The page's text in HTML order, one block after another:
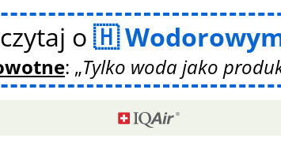
o
: Tylko woda jako